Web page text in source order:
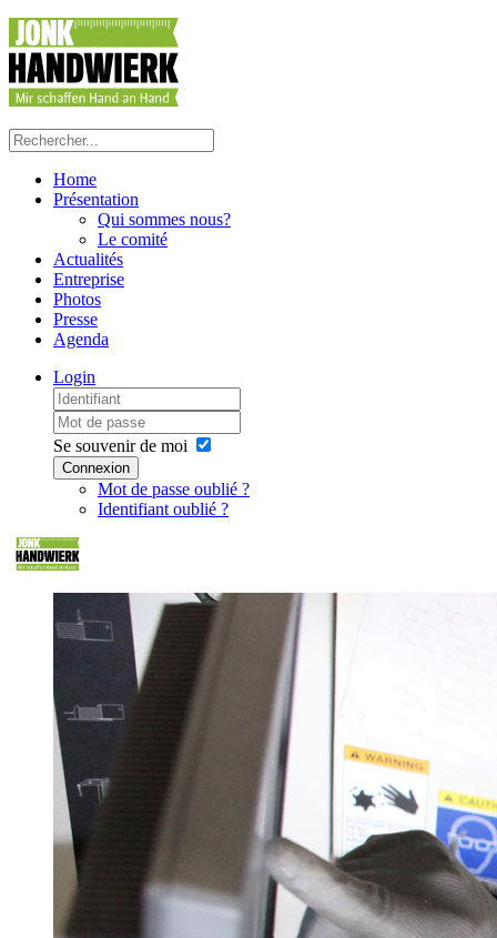
Home
Présentation
Qui sommes nous?
Le comité
Actualités
Entreprise
Photos
Presse
Agenda
Login
Se souvenir de moi
Connexion
Mot de passe oublié ?
Identifiant oublié ?